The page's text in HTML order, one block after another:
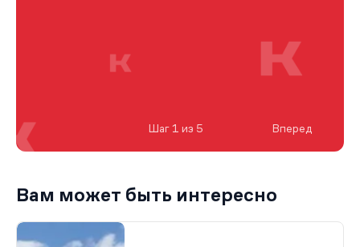
Шаг 1 из 5 Вперед
Вам может быть интересно